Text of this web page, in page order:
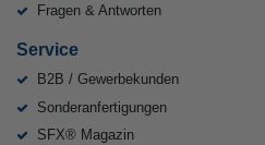
Fragen & Antworten
Service
B2B / Gewerbekunden
Sonderanfertigungen
SFX® Magazin